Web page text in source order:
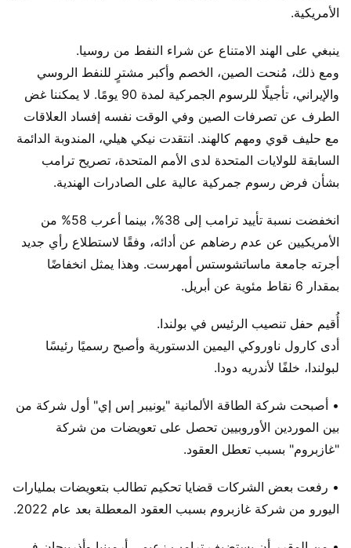
الأمريكية.
ينبغي على الهند الامتناع عن شراء النفط من روسيا.
ومع ذلك، مُنحت الصين، الخصم وأكبر مشترٍ للنفط الروسي
والإيراني، تأجيلًا للرسوم الجمركية لمدة 90 يومًا. لا يمكننا غض
الطرف عن تصرفات الصين وفي الوقت نفسه إفساد العلاقات
مع حليف قوي ومهم كالهند. انتقدت نيكي هيلي، المندوبة الدائمة
السابقة للولايات المتحدة لدى الأمم المتحدة، تصريح ترامب
بشأن فرض رسوم جمركية عالية على الصادرات الهندية.
انخفضت نسبة تأييد ترامب إلى 38%، بينما أعرب 58% من
الأمريكيين عن عدم رضاهم عن أدائه، وفقًا لاستطلاع رأي جديد
أجرته جامعة ماساتشوستس أمهرست. وهذا يمثل انخفاضًا
بمقدار 6 نقاط مئوية عن أبريل.
أُقيم حفل تنصيب الرئيس في بولندا.
أدى كارول ناوروكي اليمين الدستورية وأصبح رسميًا رئيسًا
لبولندا، خلفًا لأندريه دودا.
• أصبحت شركة الطاقة الألمانية "يونيبر إس إي" أول شركة من
بين الموردين الأوروبيين تحصل على تعويضات من شركة
"غازبروم" بسبب تعطل العقود.
• رفعت بعض الشركات قضايا تحكيم تطالب بتعويضات بمليارات
اليورو من شركة غازبروم بسبب العقود المعطلة بعد عام 2022.